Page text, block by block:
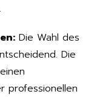
Die Wahl des
Die
professionellen